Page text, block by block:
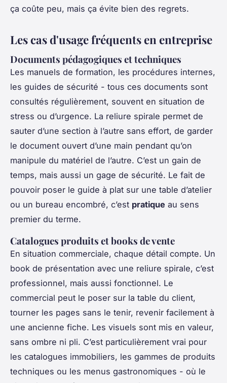
ça coûte peu, mais ça évite bien des regrets.
Les cas d'usage fréquents en entreprise
Documents pédagogiques et techniques
Les manuels de formation, les procédures internes,
les guides de sécurité - tous ces documents sont
consultés régulièrement, souvent en situation de
stress ou d’urgence. La reliure spirale permet de
sauter d’une section à l’autre sans effort, de garder
le document ouvert d’une main pendant qu’on
manipule du matériel de l’autre. C’est un gain de
temps, mais aussi un gage de sécurité. Le fait de
pouvoir poser le guide à plat sur une table d’atelier
ou un bureau encombré, c’est pratique au sens
premier du terme.
Catalogues produits et books de vente
En situation commerciale, chaque détail compte. Un
book de présentation avec une reliure spirale, c’est
professionnel, mais aussi fonctionnel. Le
commercial peut le poser sur la table du client,
tourner les pages sans le tenir, revenir facilement à
une ancienne fiche. Les visuels sont mis en valeur,
sans ombre ni pli. C’est particulièrement vrai pour
les catalogues immobiliers, les gammes de produits
techniques ou les menus gastronomiques - où le